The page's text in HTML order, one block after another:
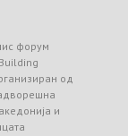
форум
од
и